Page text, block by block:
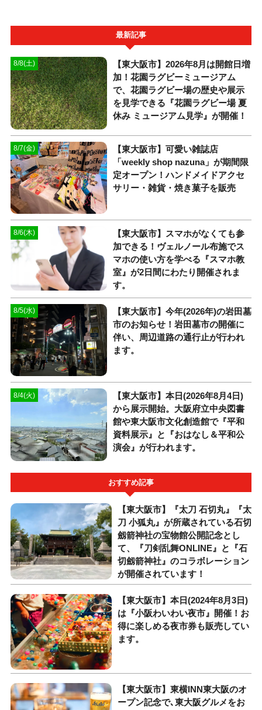
最新記事
8/8(土)
【東大阪市】2026年8月は開館日増
加！花園ラグビーミュージアム
で、花園ラグビー場の歴史や展示
を見学できる『花園ラグビー場 夏
休み ミュージアム見学』が開催！
8/7(金)
【東大阪市】可愛い雑誌店
「weekly shop nazuna」が期間限
定オープン！ハンドメイドアクセ
サリー・雑貨・焼き菓子を販売
8/6(木)
【東大阪市】スマホがなくても参
加できる！ヴェルノール布施でス
マホの使い方を学べる『スマホ教
室』が2日間にわたり開催されま
す。
8/5(水)
【東大阪市】今年(2026年)の岩田墓
市のお知らせ！岩田墓市の開催に
伴い、周辺道路の通行止が行われ
ます。
8/4(火)
【東大阪市】本日(2026年8月4日)
から展示開始。大阪府立中央図書
館や東大阪市文化創造館で『平和
資料展示』と『おはなし＆平和公
演会』が行われます。
おすすめ記事
【東大阪市】『太刀 石切丸』『太
刀 小狐丸』が所蔵されている石切
劔箭神社の宝物館公開記念とし
て、『刀剣乱舞ONLINE』と『石
切劔箭神社』のコラボレーション
が開催されています！
【東大阪市】本日(2024年8月3日)
は『小阪わいわい夜市』開催！お
得に楽しめる夜市券も販売してい
ます。
【東大阪市】東横INN東大阪のオ
ープン記念で､東大阪グルメをお